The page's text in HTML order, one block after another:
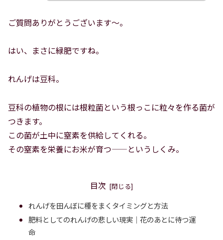
ご質問ありがとうございます〜。
はい、まさに緑肥ですね。
れんげは豆科。
豆科の植物の根には根粒菌という根っこに粒々を作る菌が
つきます。
この菌が土中に窒素を供給してくれる。
その窒素を栄養にお米が育つ——というしくみ。
目次
れんげを田んぼに種をまくタイミングと方法
肥料としてのれんげの悲しい現実｜花のあとに待つ運
命